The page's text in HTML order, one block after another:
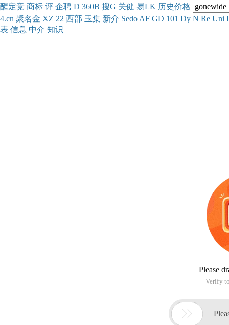
醒定竞 商标 评 企聘 D 360B 搜G 关健 易LK 历史价格
4.cn 聚名金 XZ 22 西部 玉集 新介 Sedo AF GD 101 Dy N Re Uni
表 信息 中介 知识